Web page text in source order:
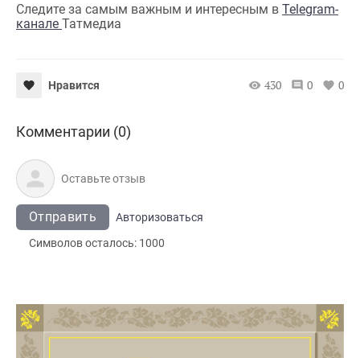
Следите за самым важным и интересным в Telegram-
канале Татмедиа
Нравится 430 0 0
Комментарии (0)
Отправить
Авторизоваться
Символов осталось: 1000